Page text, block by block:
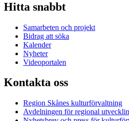
Hitta snabbt
Samarbeten och projekt
Bidrag att söka
Kalender
Nyheter
Videoportalen
Kontakta oss
Region Skånes kulturförvaltning
Avdelningen för regional